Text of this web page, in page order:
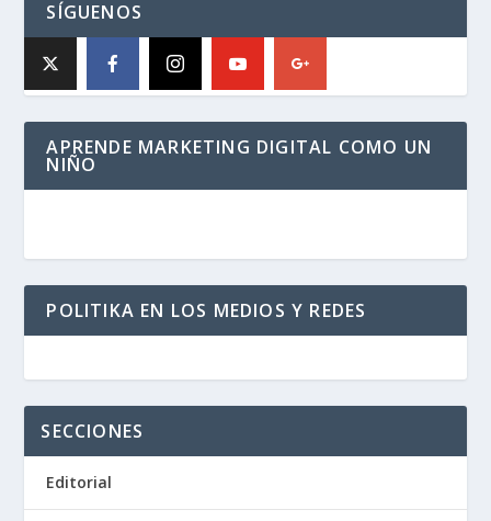
SÍGUENOS
APRENDE MARKETING DIGITAL COMO UN
NIÑO
POLITIKA EN LOS MEDIOS Y REDES
SECCIONES
Editorial